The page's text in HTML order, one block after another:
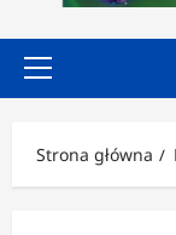
Menu
Strona główna